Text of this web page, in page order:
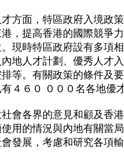
面，特區政府入境政策
，提高香港的國際競爭
現時特區政府設有多項
地人才計劃、優秀人才
等。有關政策的條件及
４６０ ０００名各地優
各界的意見和顧及香港
用的情況與內地有關當
發展，考慮和研究各項